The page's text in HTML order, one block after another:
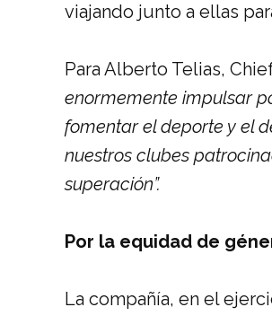
viajando junto a ellas
Para Alberto Telias,
enormemente impulsar
fomentar el deporte y el
nuestros clubes
superación”.
Por la equidad de
La compañía, en el